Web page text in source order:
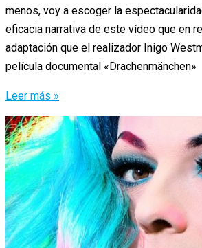
menos, voy a escoger la
eficacia narrativa de este vídeo que en
adaptación que el realizador Inigo
película documental «Drachenmänchen»
Los
mejores
videoclips
de
2015
Leer más »